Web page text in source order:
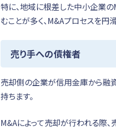
特に、地域に根差した中小企業
むことが多く、M&Aプロセスを円
売り手への債権者
売却側の企業が信用金庫から融
持ちます。
M&Aによって売却が行われる際